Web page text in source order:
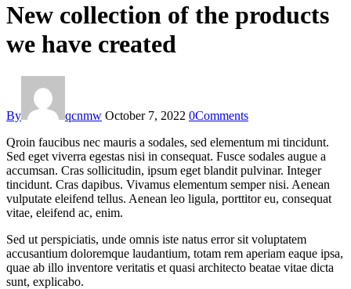
New collection of the products
we have created
By qcnmw October 7, 2022 0Comments
Qroin faucibus nec mauris a sodales, sed elementum mi tincidunt.
Sed eget viverra egestas nisi in consequat. Fusce sodales augue a
accumsan. Cras sollicitudin, ipsum eget blandit pulvinar. Integer
tincidunt. Cras dapibus. Vivamus elementum semper nisi. Aenean
vulputate eleifend tellus. Aenean leo ligula, porttitor eu, consequat
vitae, eleifend ac, enim.
Sed ut perspiciatis, unde omnis iste natus error sit voluptatem
accusantium doloremque laudantium, totam rem aperiam eaque ipsa,
quae ab illo inventore veritatis et quasi architecto beatae vitae dicta
sunt, explicabo.